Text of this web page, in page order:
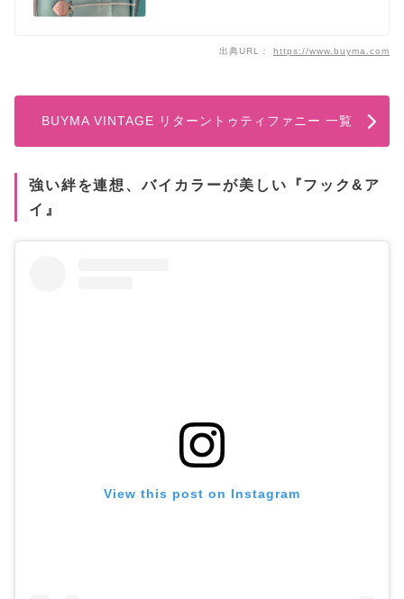
出典URL： https://www.buyma.com
BUYMA VINTAGE リターントゥティファニー 一覧
強い絆を連想、バイカラーが美しい『フック&ア
イ』
View this post on Instagram